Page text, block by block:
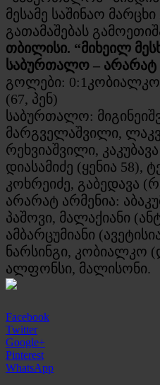
მესამე საშინაო
გათამაშებას
თბილისი. “მიხეილ
საბურთალო – არარატ
გოლები: 0:1კობიალკო
(67, პენ)
საბურთალო:
მარგველაშვილი,
რეხვიაშვილი,
დიასამიძე (ყენია 58),
კოხრეიძე, გაბედავა
არარატ არმენია:
პაშოვი, მალაქიანი
ამბარცუმიანი
ნარსინგი, კობიალკო
ალფონსი, მალისონი.
Facebook
Twitter
Google+
Pinterest
WhatsApp